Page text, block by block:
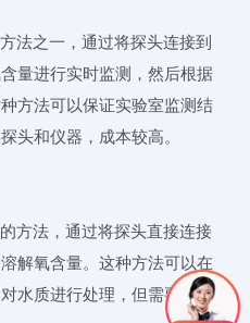
法之一，通过将探头连接到
量进行实时监测，然后根据
方法可以保证实验室监测结
头和仪器，成本较高。
方法，通过将探头直接连接
解氧含量。这种方法可以在
水质进行处理，但需要现场